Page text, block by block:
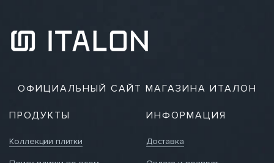
ОФИЦИАЛЬНЫЙ САЙТ МАГАЗИНА ИТАЛОН
ИНФОРМАЦИЯ
Доставка
ПРОДУКТЫ
Коллекции плитки